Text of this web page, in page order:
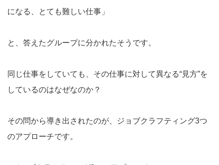
になる、とても難しい仕事」
と、答えたグループに分かれたそうです。
同じ仕事をしていても、その仕事に対して異なる“見方”を
しているのはなぜなのか？
その問から導き出されたのが、ジョブクラフティング3つ
のアプローチです。